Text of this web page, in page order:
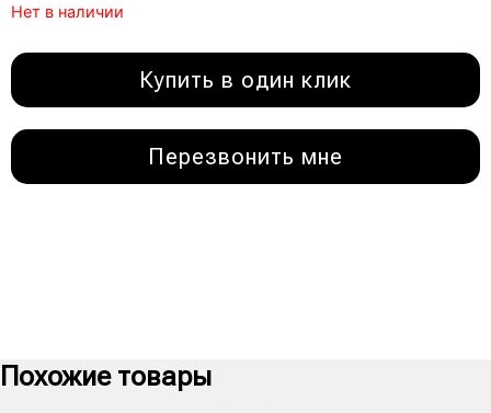
Нет в наличии
Купить в один клик
Перезвонить мне
Похожие товары